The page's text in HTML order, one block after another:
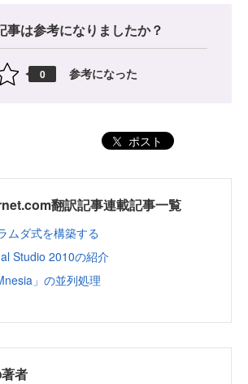
事は参考になりましたか？
0 参考になった
ポスト
翻訳記事連載記事一覧
ムダ式を構築する
Studio 2010の紹介
」の並列処理
者